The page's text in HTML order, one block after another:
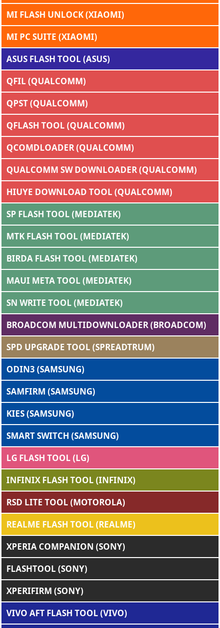
MI FLASH UNLOCK (XIAOMI)
MI PC SUITE (XIAOMI)
ASUS FLASH TOOL (ASUS)
QFIL (QUALCOMM)
QPST (QUALCOMM)
QFLASH TOOL (QUALCOMM)
QCOMDLOADER (QUALCOMM)
QUALCOMM SW DOWNLOADER (QUALCOMM)
HIUYE DOWNLOAD TOOL (QUALCOMM)
SP FLASH TOOL (MEDIATEK)
MTK FLASH TOOL (MEDIATEK)
BIRDA FLASH TOOL (MEDIATEK)
MAUI META TOOL (MEDIATEK)
SN WRITE TOOL (MEDIATEK)
BROADCOM MULTIDOWNLOADER (BROADCOM)
SPD UPGRADE TOOL (SPREADTRUM)
ODIN3 (SAMSUNG)
SAMFIRM (SAMSUNG)
KIES (SAMSUNG)
SMART SWITCH (SAMSUNG)
LG FLASH TOOL (LG)
INFINIX FLASH TOOL (INFINIX)
RSD LITE TOOL (MOTOROLA)
REALME FLASH TOOL (REALME)
XPERIA COMPANION (SONY)
FLASHTOOL (SONY)
XPERIFIRM (SONY)
VIVO AFT FLASH TOOL (VIVO)